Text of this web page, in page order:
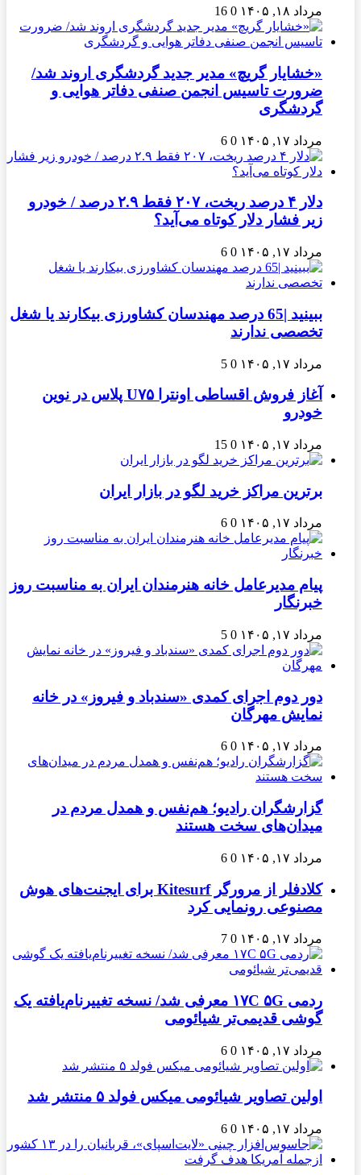
مرداد ۱۸, ۱۴۰۵ 0
16
«خشایار گریچ» مدیر جدید گردشگری اروند شد/
ضرورت تاسیس انجمن صنفی دفاتر هوایی و
گردشگری
مرداد ۱۷, ۱۴۰۵ 0
6
دلار ۴ درصد ریخت، ۲۰۷ فقط ۲.۹ درصد / خودرو
زیر فشار دلار کوتاه می‌آید؟
مرداد ۱۷, ۱۴۰۵ 0
6
ببینید |65 درصد مهندسان کشاورزی بیکارند یا شغل
تخصصی ندارند
مرداد ۱۷, ۱۴۰۵ 0
5
آغاز فروش اقساطی اونترا U۷۵ پلاس در نوین
خودرو
مرداد ۱۷, ۱۴۰۵ 0
15
برترین مراکز خرید لگو در بازار ایران
مرداد ۱۷, ۱۴۰۵ 0
6
پیام مدیرعامل خانه هنرمندان ایران به مناسبت روز
خبرنگار
مرداد ۱۷, ۱۴۰۵ 0
5
دور دوم اجرای کمدی «سندباد و فیروز» در خانه
نمایش مهرگان
مرداد ۱۷, ۱۴۰۵ 0
6
گزارشگران رادیو؛ هم‌نفس و همدل مردم در
میدان‌های سخت هستند
مرداد ۱۷, ۱۴۰۵ 0
6
کلادفلر از مرورگر Kitesurf برای ایجنت‌های هوش
مصنوعی رونمایی کرد
مرداد ۱۷, ۱۴۰۵ 0
7
ردمی ۱۷C ۵G معرفی شد/ نسخه تغییرنام‌یافته یک
گوشی قدیمی‌تر شیائومی
مرداد ۱۷, ۱۴۰۵ 0
6
اولین تصاویر شیائومی میکس فولد ۵ منتشر شد
مرداد ۱۷, ۱۴۰۵ 0
6